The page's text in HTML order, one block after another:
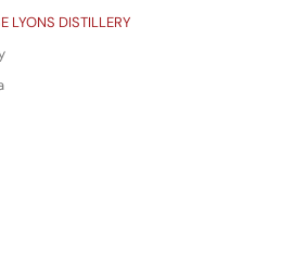
LYONS DISTILLERY